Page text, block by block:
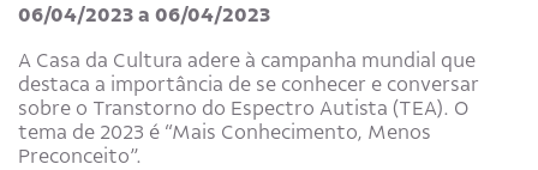
06/04/2023 a 06/04/2023
A Casa da Cultura adere à campanha mundial que
destaca a importância de se conhecer e conversar
sobre o Transtorno do Espectro Autista (TEA). O
tema de 2023 é “Mais Conhecimento, Menos
Preconceito”.